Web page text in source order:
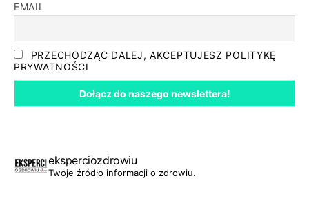
EMAIL
PRZECHODZĄC DALEJ, AKCEPTUJESZ POLITYKĘ
PRYWATNOŚCI
eksperciozdrowiu
Twoje źródło informacji o zdrowiu.